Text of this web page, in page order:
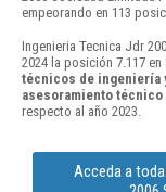
empeorando en 113
Ingenieria Tecnica Jdr
2024 la posición 7.117 en
técnicos de ingeniería
asesoramiento técnico
respecto al año 2023.
Acceda a